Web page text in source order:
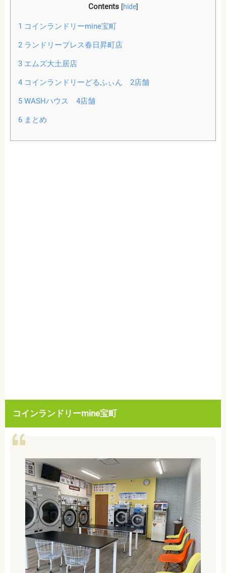
Contents [hide]
1 コインランドリーmine宝町
2ランドリープレス春日昇町店
3エムズ大土居店
4コインランドリーどるふぃん 2店舗
5WASHハウス 4店舗
6まとめ
コインランドリーmine宝町